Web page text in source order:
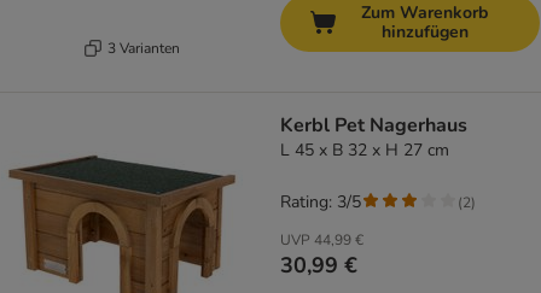
3 Varianten
Zum Warenkorb
hinzufügen
Kerbl Pet Nagerhaus
L 45 x B 32 x H 27 cm
UVP 44,99 €
30,99 €
Rating: 3/5 (2)